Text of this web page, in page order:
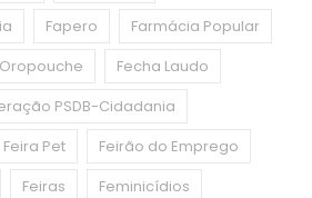
Fapero
Farmácia Popular
Fecha Laudo
PSDB-Cidadania
Feira Pet
Feirão do Emprego
Feiras
Feminicídios